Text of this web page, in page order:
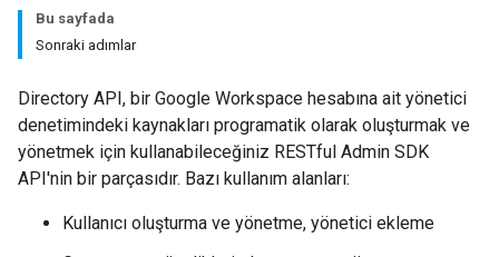
Bu sayfada
Sonraki adımlar
Directory API, bir Google Workspace hesabına ait yönetici
denetimindeki kaynakları programatik olarak oluşturmak ve
yönetmek için kullanabileceğiniz RESTful Admin SDK
API'nin bir parçasıdır. Bazı kullanım alanları:
Kullanıcı oluşturma ve yönetme, yönetici ekleme